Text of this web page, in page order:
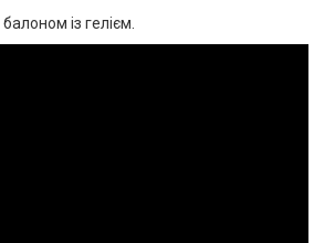
із гелієм.